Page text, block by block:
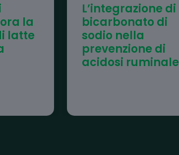
la
latte
L’integrazione di
bicarbonato di
sodio nella
prevenzione di
acidosi ruminale